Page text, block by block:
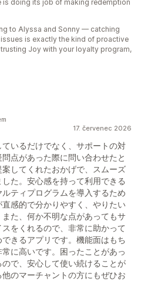
is doing its job of making redemption
to Alyssa and Sonny — catching
is exactly the kind of proactive
Joy with your loyalty program,
17. červenec 2026
いるだけでなく、サポートの対
点があった際に問い合わせたと
してくれたおかげで、スムーズ
た。安心感を持って利用できる
ティプログラムを導入するため
感的で分かりやすく、やりたい
た、何か不明な点があってもサ
をくれるので、非常に助かって
きるアプリです。機能面はもち
に高いです。困ったことがあっ
で、安心して使い続けることが
のマーチャントの方にもぜひお